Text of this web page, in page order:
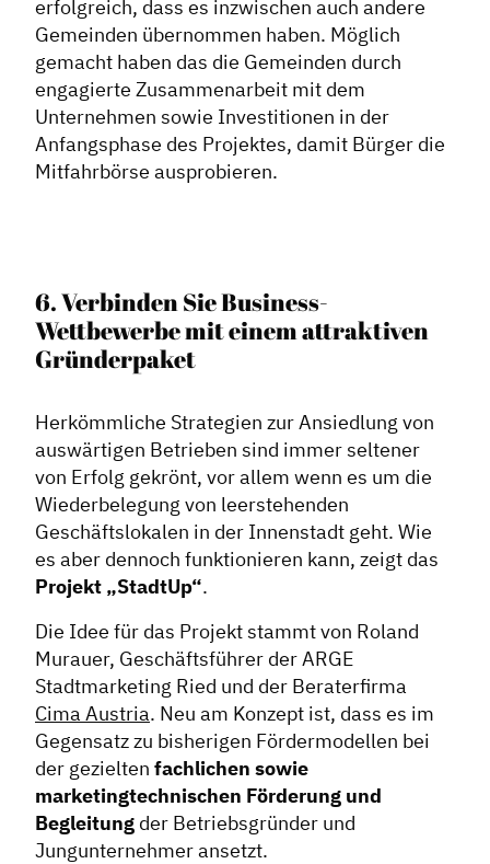
erfolgreich, dass es inzwischen auch andere
Gemeinden übernommen haben. Möglich
gemacht haben das die Gemeinden durch
engagierte Zusammenarbeit mit dem
Unternehmen sowie Investitionen in der
Anfangsphase des Projektes, damit Bürger die
Mitfahrbörse ausprobieren.
6. Verbinden Sie Business-
Wettbewerbe mit einem attraktiven
Gründerpaket
Herkömmliche Strategien zur Ansiedlung von
auswärtigen Betrieben sind immer seltener
von Erfolg gekrönt, vor allem wenn es um die
Wiederbelegung von leerstehenden
Geschäftslokalen in der Innenstadt geht. Wie
es aber dennoch funktionieren kann, zeigt das
Projekt „StadtUp“.
Die Idee für das Projekt stammt von Roland
Murauer, Geschäftsführer der ARGE
Stadtmarketing Ried und der Beraterfirma
Cima Austria. Neu am Konzept ist, dass es im
Gegensatz zu bisherigen Fördermodellen bei
der gezielten fachlichen sowie
marketingtechnischen Förderung und
Begleitung der Betriebsgründer und
Jungunternehmer ansetzt.